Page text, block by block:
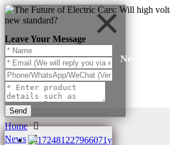
Leave Your Message
Send
News
Home
News